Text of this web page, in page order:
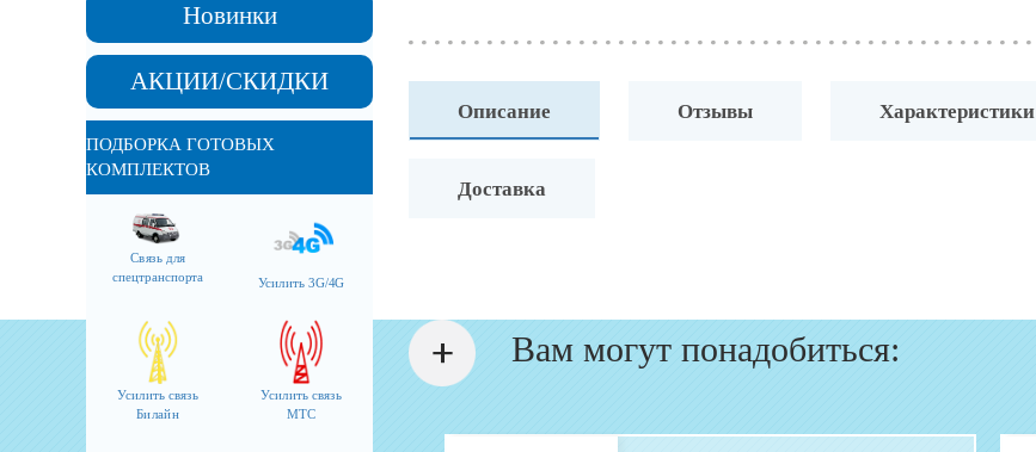
Новинки
АКЦИИ/СКИДКИ
ПОДБОРКА ГОТОВЫХ
КОМПЛЕКТОВ
Связь для
спецтранспорта
Усилить 3G/4G
Усилить связь
Билайн
Усилить связь
МТС
Описание Отзывы Характеристики
Доставка
Вам могут понадобиться: